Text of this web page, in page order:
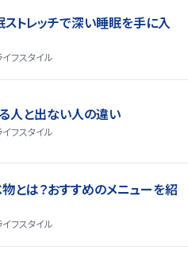
ストレッチで深い睡眠を手に入
イフスタイル
人と出ない人の違い
イフスタイル
とは？おすすめのメニューを紹
イフスタイル